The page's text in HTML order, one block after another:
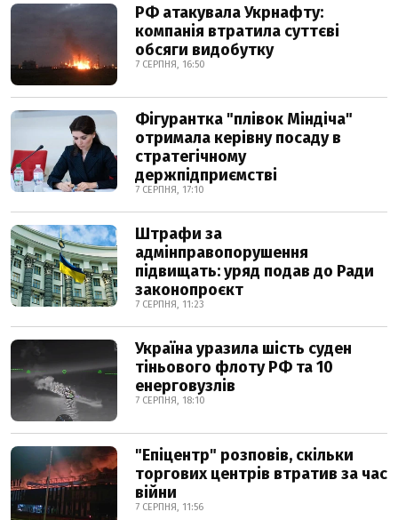
РФ атакувала Укрнафту:
компанія втратила суттєві
обсяги видобутку
7 СЕРПНЯ, 16:50
Фігурантка "плівок Міндіча"
отримала керівну посаду в
стратегічному
держпідприємстві
7 СЕРПНЯ, 17:10
Штрафи за
адмінправопорушення
підвищать: уряд подав до Ради
законопроєкт
7 СЕРПНЯ, 11:23
Україна уразила шість суден
тіньового флоту РФ та 10
енерговузлів
7 СЕРПНЯ, 18:10
"Епіцентр" розповів, скільки
торгових центрів втратив за час
війни
7 СЕРПНЯ, 11:56